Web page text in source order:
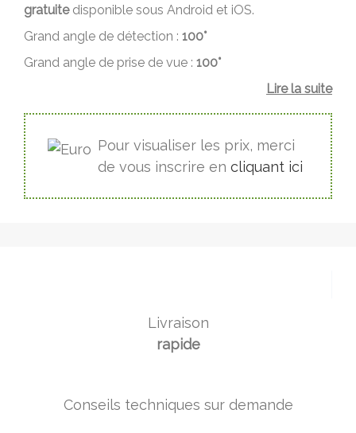
gratuitedisponible sous Android et iOS.
Grand angle de détection : 100°
Grand angle de prise de vue : 100°
Lire la suite
Pour visualiser les prix, merci
de vous inscrire en cliquant ici
Livraison
rapide
Conseils techniques sur demande